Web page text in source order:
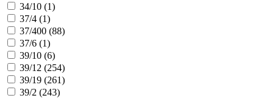
34/10 (1)
37/4 (1)
37/400 (88)
37/6 (1)
39/10 (6)
39/12 (254)
39/19 (261)
39/2 (243)